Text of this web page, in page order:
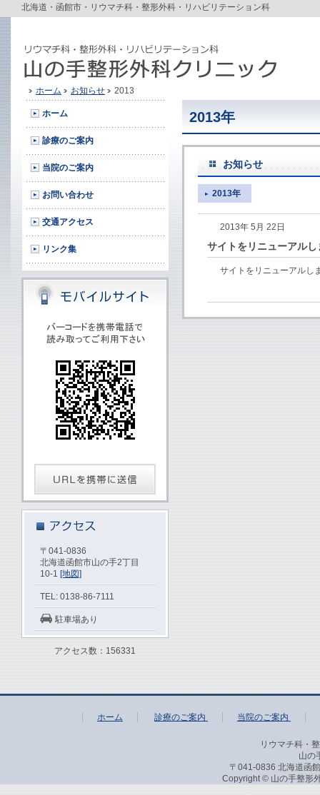
北海道・函館市・リウマチ科・整形外科・リハビリテーション科
ホーム お知らせ 2013
2013年
お知らせ
2013年
2013年 5月 22日
サイトをリニューアルし
サイトをリニューアルし
ホーム
診療のご案内
当院のご案内
お問い合わせ
交通アクセス
リンク集
〒041-0836
北海道函館市山の手2丁目
10-1 [地図]
TEL: 0138-86-7111
駐車場あり
アクセス数：156331
ホーム 診療のご案内 当院のご案内
リウマチ科・
山の
〒041-0836 北海道函
Copyright © 山の手整形